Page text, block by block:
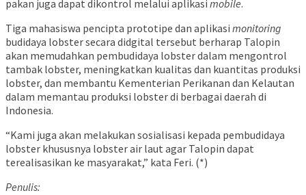
pakan juga dapat dikontrol melalui aplikasi mobile.
Tiga mahasiswa pencipta prototipe dan aplikasi monitoring
budidaya lobster secara didgital tersebut berharap Talopin
akan memudahkan pembudidaya lobster dalam mengontrol
tambak lobster, meningkatkan kualitas dan kuantitas produksi
lobster, dan membantu Kementerian Perikanan dan Kelautan
dalam memantau produksi lobster di berbagai daerah di
Indonesia.
“Kami juga akan melakukan sosialisasi kepada pembudidaya
lobster khususnya lobster air laut agar Talopin dapat
terealisasikan ke masyarakat,” kata Feri. (*)
Penulis: